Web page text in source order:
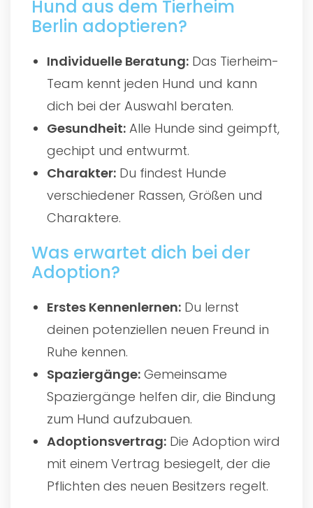
Hund aus dem Tierheim
Berlin adoptieren?
Individuelle Beratung: Das Tierheim-
Team kennt jeden Hund und kann
dich bei der Auswahl beraten.
Gesundheit: Alle Hunde sind geimpft,
gechipt und entwurmt.
Charakter: Du findest Hunde
verschiedener Rassen, Größen und
Charaktere.
Was erwartet dich bei der
Adoption?
Erstes Kennenlernen: Du lernst
deinen potenziellen neuen Freund in
Ruhe kennen.
Spaziergänge: Gemeinsame
Spaziergänge helfen dir, die Bindung
zum Hund aufzubauen.
Adoptionsvertrag: Die Adoption wird
mit einem Vertrag besiegelt, der die
Pflichten des neuen Besitzers regelt.